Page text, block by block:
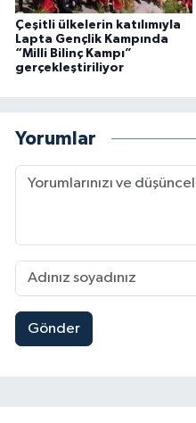
Çeşitli ülkelerin katılımıyla
Lapta Gençlik Kampında
“Milli Bilinç Kampı”
gerçekleştiriliyor
Yorumlar
Gönder